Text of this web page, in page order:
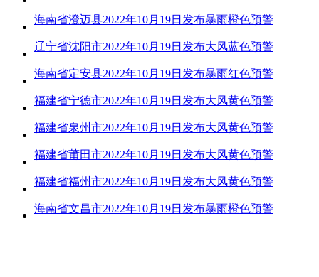
海南省澄迈县2022年10月19日发布暴雨橙色预警
辽宁省沈阳市2022年10月19日发布大风蓝色预警
海南省定安县2022年10月19日发布暴雨红色预警
福建省宁德市2022年10月19日发布大风黄色预警
福建省泉州市2022年10月19日发布大风黄色预警
福建省莆田市2022年10月19日发布大风黄色预警
福建省福州市2022年10月19日发布大风黄色预警
海南省文昌市2022年10月19日发布暴雨橙色预警